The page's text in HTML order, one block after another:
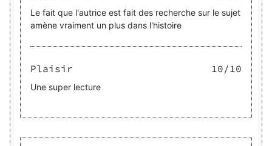
Le fait que l'autrice est fait des recherche sur le sujet
amène vraiment un plus dans l'histoire
Plaisir 10/10
Une super lecture